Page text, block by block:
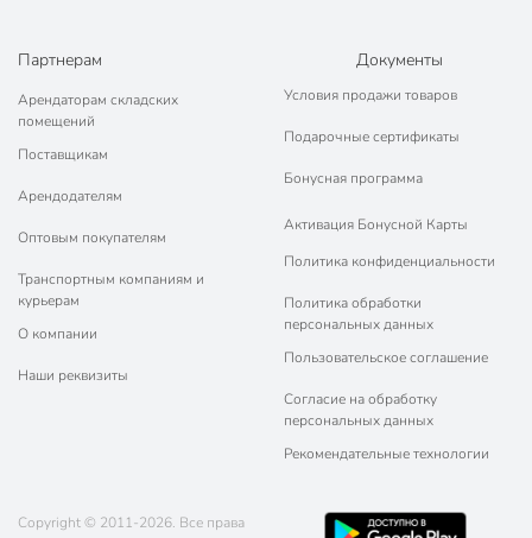
Партнерам
Арендаторам складских
помещений
Поставщикам
Арендодателям
Оптовым покупателям
Транспортным компаниям и
курьерам
О компании
Наши реквизиты
Документы
Условия продажи товаров
Подарочные сертификаты
Бонусная программа
Активация Бонусной Карты
Политика конфиденциальности
Политика обработки
персональных данных
Пользовательское соглашение
Согласие на обработку
персональных данных
Рекомендательные технологии
Copyright © 2011-2026. Все права